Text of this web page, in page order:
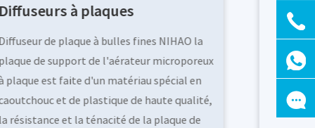
Diffuseurs à plaques
Diffuseur de plaque à bulles fines NIHAO la
plaque de support de l'aérateur microporeux
à plaque est faite d'un matériau spécial en
caoutchouc et de plastique de haute qualité,
la résistance et la ténacité de la plaque de
à
la